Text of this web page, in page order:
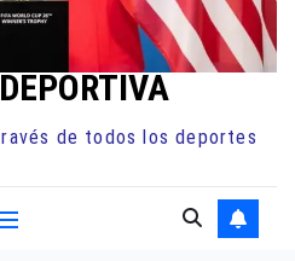
de todos los deportes